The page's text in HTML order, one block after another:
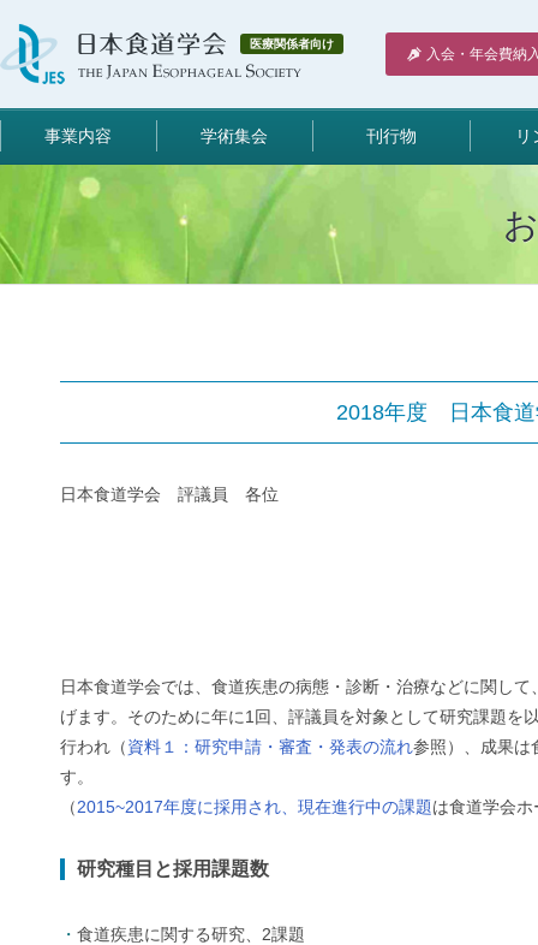
医療関係者向け
入会・年会費納
事業内容 学術集会 刊行物 リ
2018年度 日本食道
日本食道学会 評議員 各位
日本食道学会では、食道疾患の病態・診断・治療などに関し
げます。そのために年に1回、評議員を対象として研究課題
行われ（資料１：研究申請・審査・発表の流れ参照）、成果は
す。
（2015~2017年度に採用され、現在進行中の課題は食道学会
研究種目と採用課題数
食道疾患に関する研究、2課題